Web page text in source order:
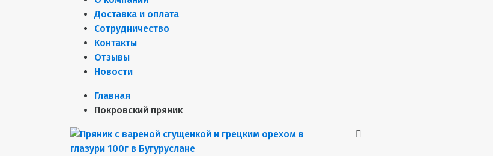
Доставка и оплата
Сотрудничество
Контакты
Отзывы
Новости
Главная
Покровский пряник